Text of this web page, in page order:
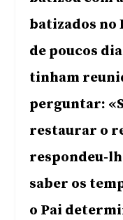
batizados
de poucos
tinham
perguntar:
restaurar o
respondeu-
saber os
o Pai